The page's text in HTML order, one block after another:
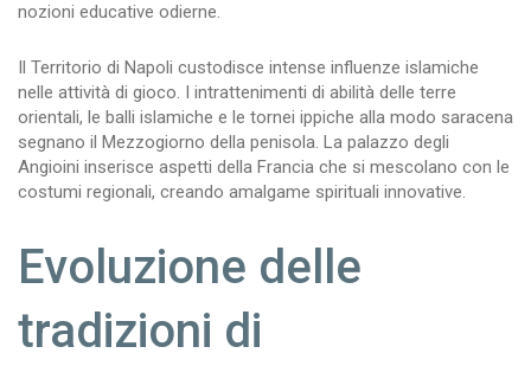
nozioni educative odierne.
Il Territorio di Napoli custodisce intense influenze islamiche
nelle attività di gioco. I intrattenimenti di abilità delle terre
orientali, le balli islamiche e le tornei ippiche alla modo saracena
segnano il Mezzogiorno della penisola. La palazzo degli
Angioini inserisce aspetti della Francia che si mescolano con le
costumi regionali, creando amalgame spirituali innovative.
Evoluzione delle
tradizioni di